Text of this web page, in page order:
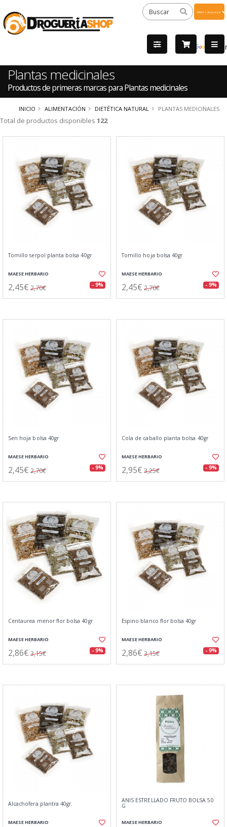
by
Plantas medicinales
Productos de primeras marcas para Plantas medicinales
INICIO ALIMENTACIÓN DIETÉTICA NATURAL PLANTAS MEDICINALES
Total de productos disponibles 122
Tomillo serpol planta bolsa 40gr
MAESE HERBARIO
2,45€ 2,70€ - 9%
Tomillo hoja bolsa 40gr
MAESE HERBARIO
2,45€ 2,70€ - 9%
Sen hoja bolsa 40gr
MAESE HERBARIO
2,45€ 2,70€ - 9%
Cola de caballo planta bolsa 40gr
MAESE HERBARIO
2,95€ 3,25€ - 9%
Centaurea menor flor bolsa 40gr
MAESE HERBARIO
2,86€ 3,15€ - 9%
Espino blanco flor bolsa 40gr
MAESE HERBARIO
2,86€ 3,15€ - 9%
Alcachofera plantra 40gr.
MAESE HERBARIO
ANIS ESTRELLADO FRUTO BOLSA 50
G
MAESE HERBARIO